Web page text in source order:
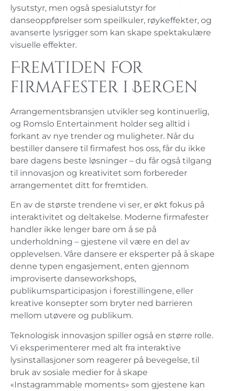
lysutstyr, men også spesialutstyr for
danseoppførelser som speilkuler, røykeffekter, og
avanserte lysrigger som kan skape spektakulære
visuelle effekter.
Fremtiden for
firmafester i Bergen
Arrangementsbransjen utvikler seg kontinuerlig,
og Romslo Entertainment holder seg alltid i
forkant av nye trender og muligheter. Når du
bestiller dansere til firmafest hos oss, får du ikke
bare dagens beste løsninger – du får også tilgang
til innovasjon og kreativitet som forbereder
arrangementet ditt for fremtiden.
En av de største trendene vi ser, er økt fokus på
interaktivitet og deltakelse. Moderne firmafester
handler ikke lenger bare om å se på
underholdning – gjestene vil være en del av
opplevelsen. Våre dansere er eksperter på å skape
denne typen engasjement, enten gjennom
improviserte danseworkshops,
publikumsparticipasjon i forestillingene, eller
kreative konsepter som bryter ned barrieren
mellom utøvere og publikum.
Teknologisk innovasjon spiller også en større rolle.
Vi eksperimenterer med alt fra interaktive
lysinstallasjoner som reagerer på bevegelse, til
bruk av sosiale medier for å skape
«Instagrammable moments» som gjestene kan